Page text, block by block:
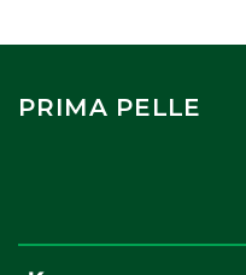
PRIMA PELLE